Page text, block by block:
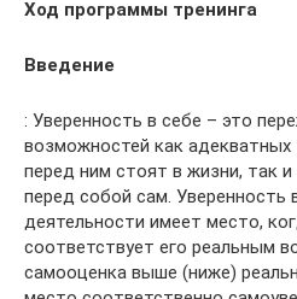
Ход программы тренинга
Введение
: Уверенность в себе – это
возможностей как
перед ним стоят в жизни, так
перед собой сам. Уверенность
деятельности имеет место,
соответствует его реальным
самооценка выше (ниже)